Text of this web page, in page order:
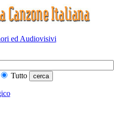
ed Audiovisivi
Tutto